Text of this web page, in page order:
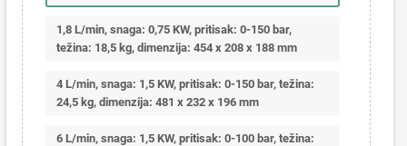
1,8 L/min, snaga: 0,75 KW, pritisak: 0-150 bar,
težina: 18,5 kg, dimenzija: 454 x 208 x 188 mm
4 L/min, snaga: 1,5 KW, pritisak: 0-150 bar, težina:
24,5 kg, dimenzija: 481 x 232 x 196 mm
6 L/min, snaga: 1,5 KW, pritisak: 0-100 bar, težina: